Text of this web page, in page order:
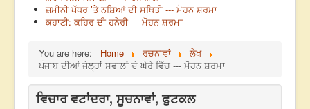
ਜ਼ਮੀਨੀ ਪੱਧਰ ’ਤੇ ਨਸ਼ਿਆਂ ਦੀ ਸਥਿਤੀ --- ਮੋਹਨ ਸ਼ਰਮਾ
ਕਹਾਣੀ: ਕਹਿਰ ਦੀ ਹਨੇਰੀ --- ਮੋਹਨ ਸ਼ਰਮਾ
You are here: Home ਰਚਨਾਵਾਂ
ਲੇਖ
ਪੰਜਾਬ ਦੀਆਂ ਜੇਲ੍ਹਾਂ ਸਵਾਲਾਂ ਦੇ ਘੇਰੇ ਵਿੱਚ --- ਮੋਹਨ ਸ਼ਰਮਾ
ਵਿਚਾਰ ਵਟਾਂਦਰਾ, ਸੂਚਨਾਵਾਂ, ਫੁਟਕਲ